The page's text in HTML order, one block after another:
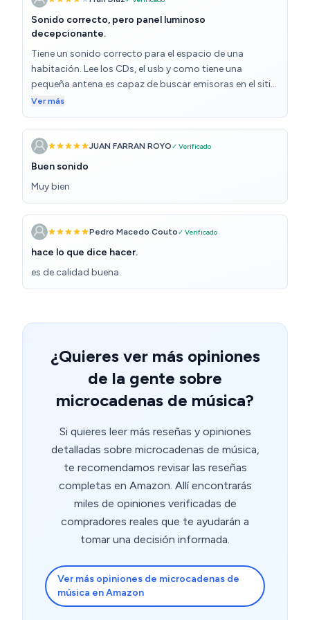
son los que se envían en el paquete de LG, y están
preparados para los suyos NO los que tenias En
mejor de lo que esperaba, Recomendado y
sorprendente.
Sonido correcto, pero panel luminoso
decepcionante.
Tiene un sonido correcto para el espacio de una
habitación. Lee los CDs, el usb y como tiene una
pequeña antena es capaz de buscar emisoras en el sitio
peor para ello. Problemas que he encontrado: tras
apagar y encender siempre vuelve al nivel 6 de volumen,
que es demasiado bajo, por otro lado el panel luminoso
es muy limitado y tanto para usb como para cd solo
muestra 01, 02, 03... y tiempo de reproducción, nada de
tener a mano el listado de las mismas.
Ver más
JUAN FARRAN ROYO✓ Verificado
Buen sonido
Muy bien
Pedro Macedo Couto✓ Verificado
hace lo que dice hacer.
es de calidad buena.
¿Quieres ver más opiniones
de la gente sobre
microcadenas de música?
Si quieres leer más reseñas y opiniones
detalladas sobre microcadenas de música,
te recomendamos revisar las reseñas
completas en Amazon. Allí encontrarás
miles de opiniones verificadas de
compradores reales que te ayudarán a
tomar una decisión informada.
Ver más opiniones de microcadenas de
música en Amazon